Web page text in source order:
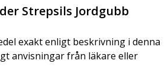
Strepsils Jordgubb
exakt enligt beskrivning i denna
anvisningar från läkare eller